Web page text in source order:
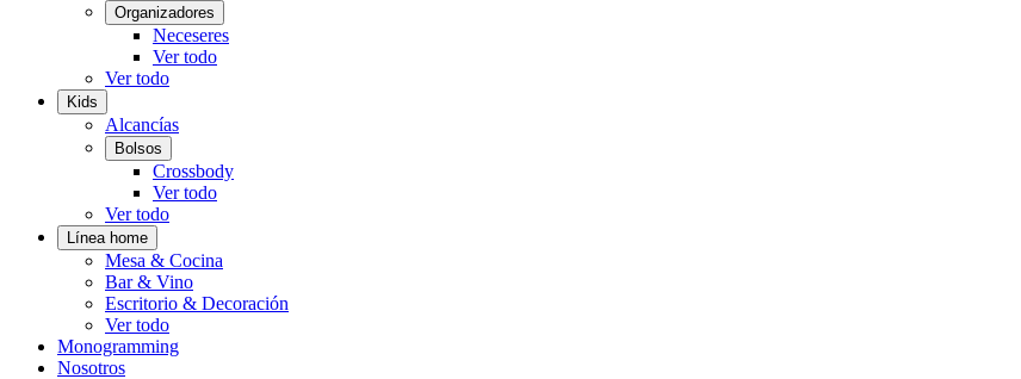
Organizadores
Neceseres
Ver todo
Ver todo
Kids
Alcancías
Bolsos
Crossbody
Ver todo
Ver todo
Línea home
Mesa & Cocina
Bar & Vino
Escritorio & Decoración
Ver todo
Monogramming
Nosotros